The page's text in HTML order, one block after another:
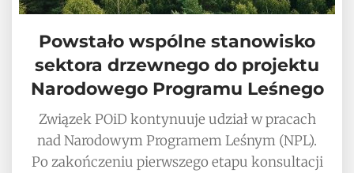
Powstało wspólne stanowisko
sektora drzewnego do projektu
Narodowego Programu Leśnego
Związek POiD kontynuuje udział w pracach
nad Narodowym Programem Leśnym (NPL).
Po zakończeniu pierwszego etapu konsultacji